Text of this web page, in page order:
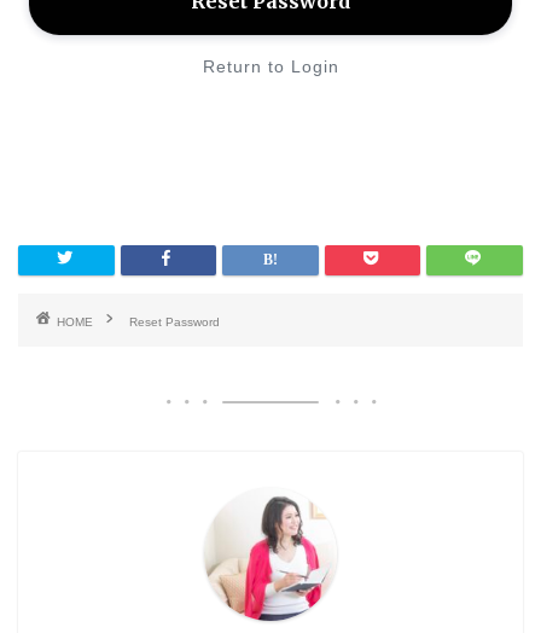
Return to Login
HOME Reset Password